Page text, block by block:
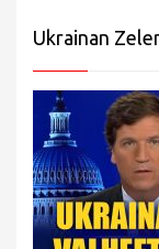
Ukrainan